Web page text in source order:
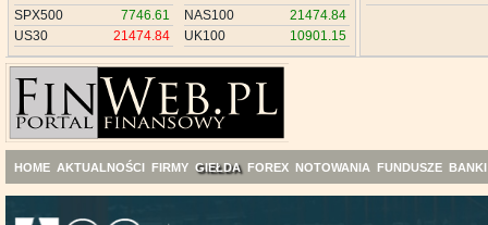
SPX500
7746.61
US30
21474.84
NAS100
21474.84
UK100
10901.15
HOME AKTUALNOŚCI FIRMY GIEŁDA FOREX NOTOWANIA FUNDUSZE BANKI